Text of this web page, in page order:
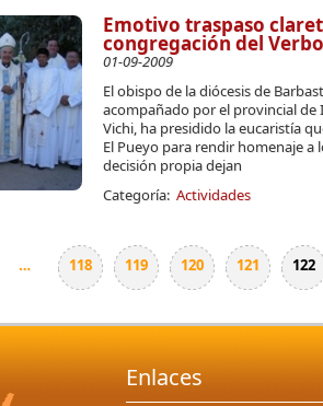
Emotivo traspaso
congregación del
01-09-2009
El obispo de la diócesis de
acompañado por el provincial de
Vichi, ha presidido la eucaristía
El Pueyo para rendir homenaje
decisión propia dejan
Categoría: Actividades
… 118 119 120 121 122
Enlaces